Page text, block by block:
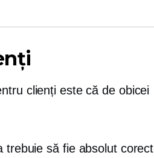
clienți este că de obicei
trebuie să fie absolut corect